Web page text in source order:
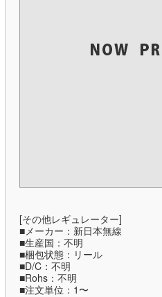
[その他レギュレーター]
■メーカー：新日本無線
■生産国：不明
■梱包状態：リール
■D/C：不明
■Rohs：不明
■注文単位：1〜